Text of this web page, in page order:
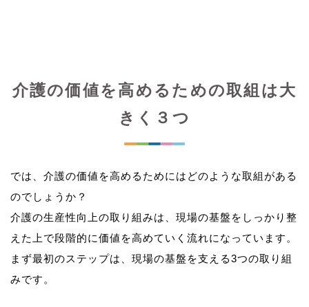
介護の価値を高めるための取組は大
きく３つ
では、介護の価値を高めるためにはどのような取組がある
のでしょうか？
介護の生産性向上の取り組みは、現場の基盤をしっかり整
えた上で段階的に価値を高めていく流れになっています。
まず最初のステップは、現場の基盤を支える3つの取り組